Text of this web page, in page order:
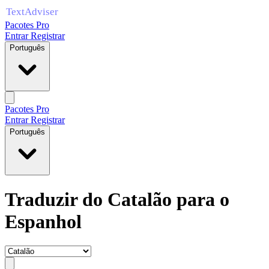
Pacotes Pro
EntrarRegistrar
Português
Pacotes Pro
EntrarRegistrar
Português
Traduzir do Catalão para o
Espanhol